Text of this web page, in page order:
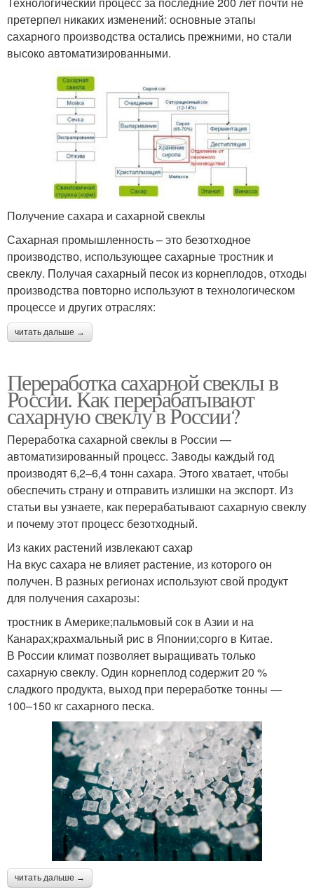
претерпел никаких изменений: основные этапы
сахарного производства остались прежними, но стали
высоко автоматизированными.
Получение сахара и сахарной свеклы
Сахарная промышленность – это безотходное
производство, использующее сахарные тростник и
свеклу. Получая сахарный песок из корнеплодов, отходы
производства повторно используют в технологическом
процессе и других отраслях:
читать дальше →
Переработка сахарной свеклы в
России. Как перерабатывают
сахарную свеклу в России?
Переработка сахарной свеклы в России —
автоматизированный процесс. Заводы каждый год
производят 6,2–6,4 тонн сахара. Этого хватает, чтобы
обеспечить страну и отправить излишки на экспорт. Из
статьи вы узнаете, как перерабатывают сахарную свеклу
и почему этот процесс безотходный.
Из каких растений извлекают сахар
На вкус сахара не влияет растение, из которого он
получен. В разных регионах используют свой продукт
для получения сахарозы:
тростник в Америке;пальмовый сок в Азии и на
Канарах;крахмальный рис в Японии;сорго в Китае.
В России климат позволяет выращивать только
сахарную свеклу. Один корнеплод содержит 20 %
сладкого продукта, выход при переработке тонны —
100–150 кг сахарного песка.
читать дальше →